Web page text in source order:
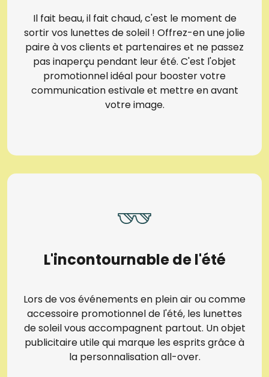
Il fait beau, il fait chaud, c'est le moment de
sortir vos lunettes de soleil ! Offrez-en une jolie
paire à vos clients et partenaires et ne passez
pas inaperçu pendant leur été. C'est l'objet
promotionnel idéal pour booster votre
communication estivale et mettre en avant
votre image.
L'incontournable de l'été
Lors de vos événements en plein air ou comme
accessoire promotionnel de l'été, les lunettes
de soleil vous accompagnent partout. Un objet
publicitaire utile qui marque les esprits grâce à
la personnalisation all-over.